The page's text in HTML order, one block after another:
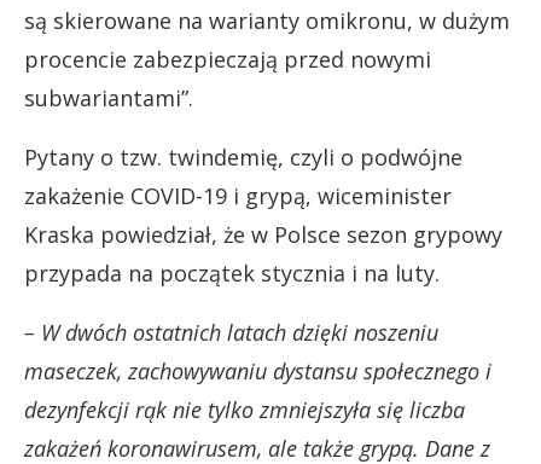
są skierowane na warianty omikronu, w dużym
procencie zabezpieczają przed nowymi
subwariantami”.
Pytany o tzw. twindemię, czyli o podwójne
zakażenie COVID-19 i grypą, wiceminister
Kraska powiedział, że w Polsce sezon grypowy
przypada na początek stycznia i na luty.
– W dwóch ostatnich latach dzięki noszeniu
maseczek, zachowywaniu dystansu społecznego i
dezynfekcji rąk nie tylko zmniejszyła się liczba
zakażeń koronawirusem, ale także grypą. Dane z